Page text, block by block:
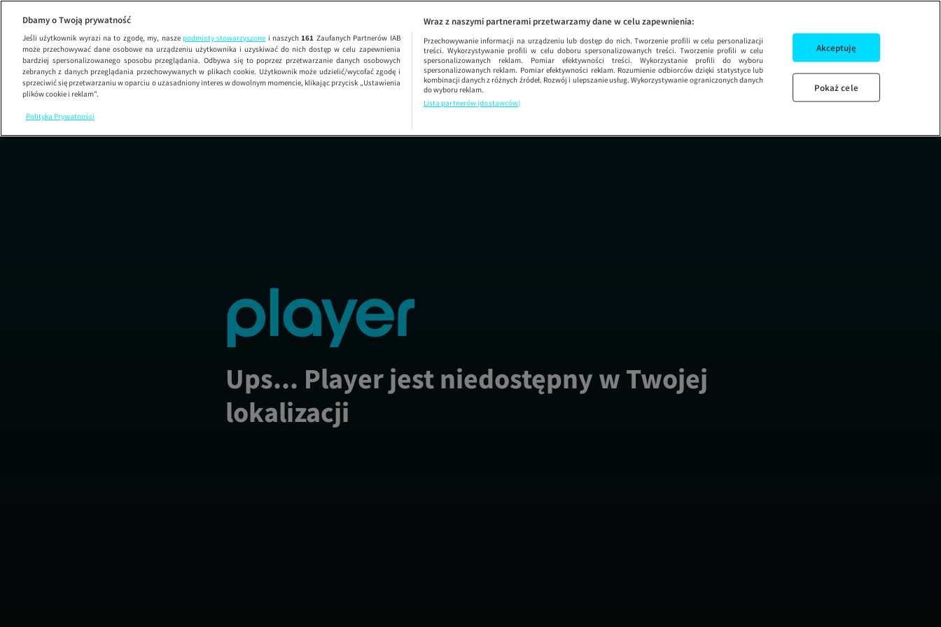
ODCINEK 3854
UWAGA!
Ups... Player jest niedostępny w Twojej
lokalizacji
Dbamy o Twoją prywatność
Jeśli użytkownik wyrazi na to zgodę, my, nasze podmioty stowarzyszone i naszych161 Zaufanych Partnerów IAB
może przechowywać dane osobowe na urządzeniu użytkownika i uzyskiwać do nich dostęp w celu zapewnienia
bardziej spersonalizowanego sposobu przeglądania. Odbywa się to poprzez przetwarzanie danych osobowych
zebranych z danych przeglądania przechowywanych w plikach cookie. Użytkownik może udzielić/wycofać zgodę i
sprzeciwić się przetwarzaniu w oparciu o uzasadniony interes w dowolnym momencie, klikając przycisk „Ustawienia
plików cookie i reklam”.
Polityka Prywatności
Wraz z naszymi partnerami przetwarzamy dane w celu zapewnienia:
Przechowywanie informacji na urządzeniu lub dostęp do nich. Tworzenie profili w celu personalizacji
treści. Wykorzystywanie profili w celu doboru spersonalizowanych treści. Tworzenie profili w celu
spersonalizowanych reklam. Pomiar efektywności treści. Wykorzystanie profili do wyboru
spersonalizowanych reklam. Pomiar efektywności reklam. Rozumienie odbiorców dzięki statystyce lub
kombinacji danych z różnych źródeł. Rozwój i ulepszanie usług. Wykorzystywanie ograniczonych danych
do wyboru reklam.
Lista partnerów (dostawców)
Akceptuję
Pokaż cele